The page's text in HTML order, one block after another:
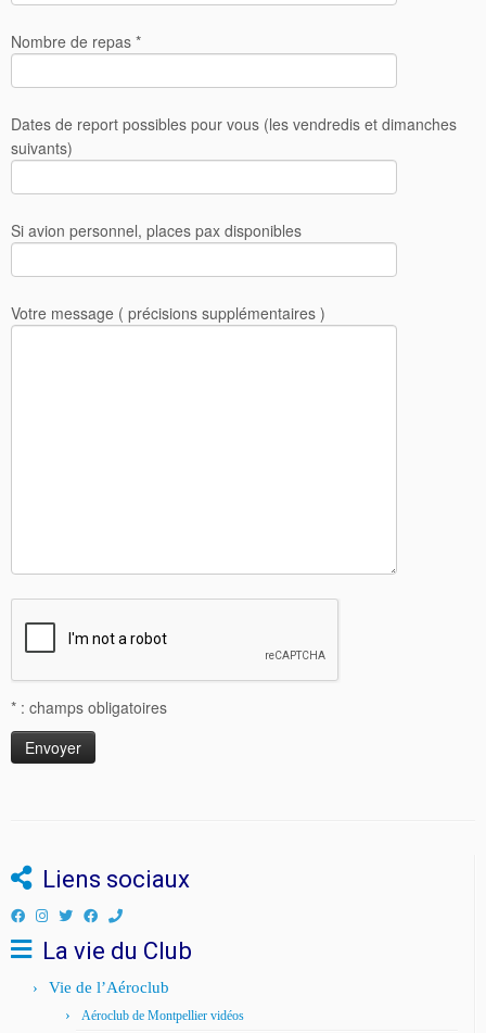
Nombre de repas *
Dates de report possibles pour vous (les vendredis et dimanches
suivants)
Si avion personnel, places pax disponibles
Votre message ( précisions supplémentaires )
* : champs obligatoires
Liens sociaux
La vie du Club
Vie de l’Aéroclub
Aéroclub de Montpellier vidéos